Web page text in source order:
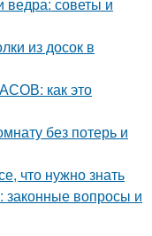
из досок в
как это
без потерь и
что нужно знать
законные вопросы и